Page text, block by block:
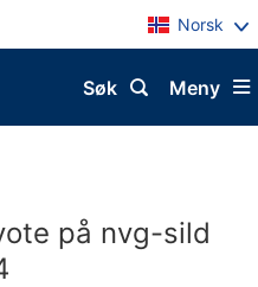
Norsk
Meny
Søk
på nvg-sild